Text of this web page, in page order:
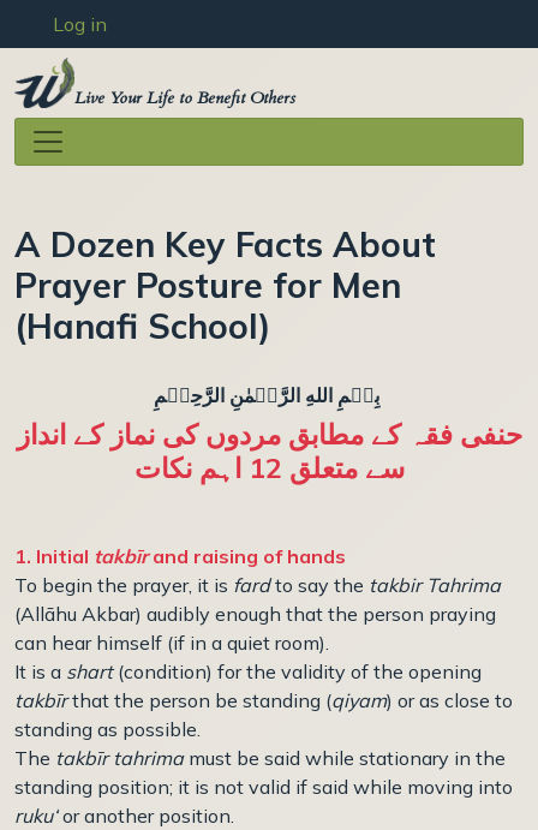
Skip to main content
User account menu
Log in
Live Your Life to Benefit Others
A Dozen Key Facts About
Prayer Posture for Men
(Hanafi School)
حنفی فقہ کے مطابق مردوں کی نماز کے انداز
سے متعلق 12 اہم نکات
1. Initial takbīrand raising of hands
To begin the prayer, it is fardto say the takbir Tahrima
(Allāhu Akbar) audibly enough that the person praying
can hear himself (if in a quiet room).
It is a shart(condition) for the validity of the opening
takbīrthat the person be standing (qiyam) or as close to
standing as possible.
The takbīr tahrimamust be said while stationary in the
standing position; it is not valid if said while moving into
ruku‘or another position.